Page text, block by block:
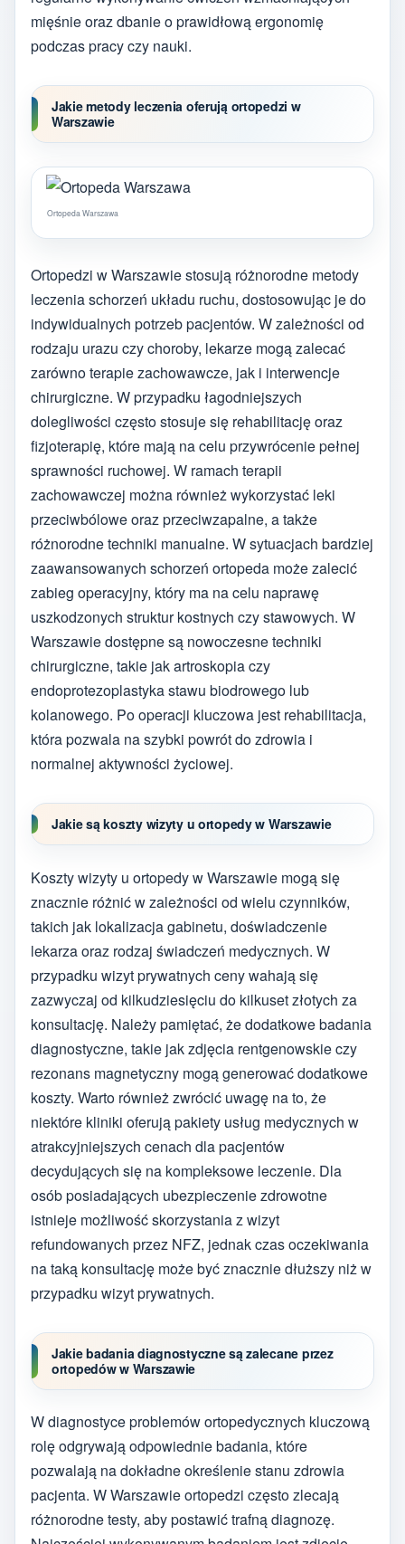
mięśnie oraz dbanie o prawidłową ergonomię
podczas pracy czy nauki.
Jakie metody leczenia oferują ortopedzi w
Warszawie
Ortopeda Warszawa
Ortopedzi w Warszawie stosują różnorodne metody
leczenia schorzeń układu ruchu, dostosowując je do
indywidualnych potrzeb pacjentów. W zależności od
rodzaju urazu czy choroby, lekarze mogą zalecać
zarówno terapie zachowawcze, jak i interwencje
chirurgiczne. W przypadku łagodniejszych
dolegliwości często stosuje się rehabilitację oraz
fizjoterapię, które mają na celu przywrócenie pełnej
sprawności ruchowej. W ramach terapii
zachowawczej można również wykorzystać leki
przeciwbólowe oraz przeciwzapalne, a także
różnorodne techniki manualne. W sytuacjach bardziej
zaawansowanych schorzeń ortopeda może zalecić
zabieg operacyjny, który ma na celu naprawę
uszkodzonych struktur kostnych czy stawowych. W
Warszawie dostępne są nowoczesne techniki
chirurgiczne, takie jak artroskopia czy
endoprotezoplastyka stawu biodrowego lub
kolanowego. Po operacji kluczowa jest rehabilitacja,
która pozwala na szybki powrót do zdrowia i
normalnej aktywności życiowej.
Jakie są koszty wizyty u ortopedy w Warszawie
Koszty wizyty u ortopedy w Warszawie mogą się
znacznie różnić w zależności od wielu czynników,
takich jak lokalizacja gabinetu, doświadczenie
lekarza oraz rodzaj świadczeń medycznych. W
przypadku wizyt prywatnych ceny wahają się
zazwyczaj od kilkudziesięciu do kilkuset złotych za
konsultację. Należy pamiętać, że dodatkowe badania
diagnostyczne, takie jak zdjęcia rentgenowskie czy
rezonans magnetyczny mogą generować dodatkowe
koszty. Warto również zwrócić uwagę na to, że
niektóre kliniki oferują pakiety usług medycznych w
atrakcyjniejszych cenach dla pacjentów
decydujących się na kompleksowe leczenie. Dla
osób posiadających ubezpieczenie zdrowotne
istnieje możliwość skorzystania z wizyt
refundowanych przez NFZ, jednak czas oczekiwania
na taką konsultację może być znacznie dłuższy niż w
przypadku wizyt prywatnych.
Jakie badania diagnostyczne są zalecane przez
ortopedów w Warszawie
W diagnostyce problemów ortopedycznych kluczową
rolę odgrywają odpowiednie badania, które
pozwalają na dokładne określenie stanu zdrowia
pacjenta. W Warszawie ortopedzi często zlecają
różnorodne testy, aby postawić trafną diagnozę.